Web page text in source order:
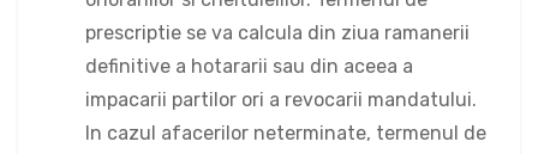
prescriptie se va calcula din ziua ramanerii
definitive a hotararii sau din aceea a
impacarii partilor ori a revocarii mandatului.
In cazul afacerilor neterminate, termenul de